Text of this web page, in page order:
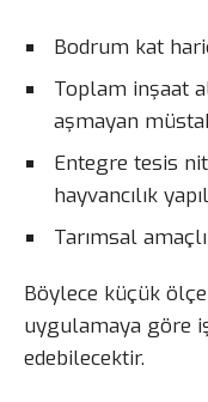
Bodrum kat
Toplam inşaat
aşmayan
Entegre tesis
hayvancılık
Tarımsal
Böylece küçük
uygulamaya göre
edebilecektir.